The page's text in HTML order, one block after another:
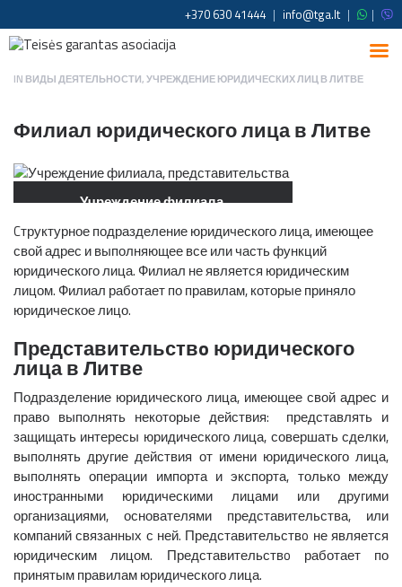
+370 630 41444 | info@tga.lt | |
IN ВИДЫ ДЕЯТЕЛЬНОСТИ,УЧРЕЖДЕНИЕ ЮРИДИЧЕСКИХ ЛИЦ В ЛИТВЕ
Филиал юридического лица в Литве
Учреждение филиала,
Cтруктурное подразделение юридического лица, имеющее
свой адрес и выполняющее все или часть функций
юридического лица. Филиал не является юридическим
лицом. Филиал работает по правилам, которые приняло
юридическое лицо.
Представительствo юридического
лица в Литве
Подразделение юридического лица, имеющее свой адрес и
право выполнять некоторые действия: представлять и
защищать интересы юридического лица, совершать сделки,
выполнять другие действия от имени юридического лица,
выполнять операции импорта и экспорта, только между
иностранными юридическими лицами или другими
организациями, основателями представительства, или
компаний связанных с ней. Представительствo не является
юридическим лицом. Представительствo работает по
принятым правилам юридического лица.